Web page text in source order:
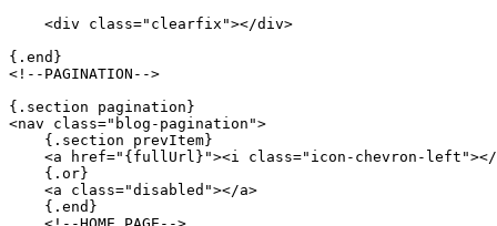
    <div class="clearfix"></div>
{.end}
<!--PAGINATION-->
{.section pagination}
<nav class="blog-pagination">
    {.section prevItem}
<a href="{fullUrl}"><i class="icon-chevron-
    {.or}
    <a class="disabled"></a>
    {.end}